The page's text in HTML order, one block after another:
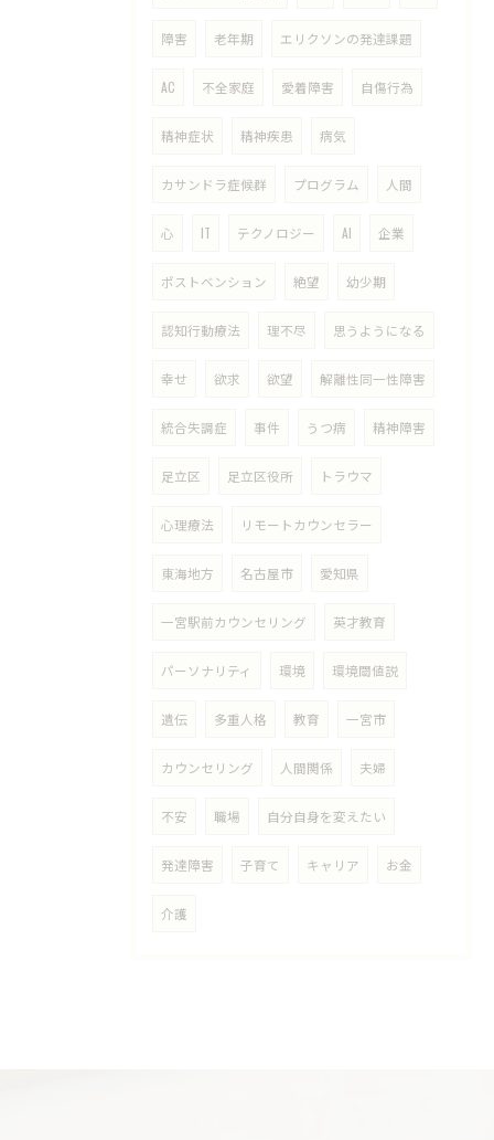
障害 老年期 エリクソンの発達課題
AC 不全家庭 愛着障害 自傷行為
精神症状 精神疾患 病気
カサンドラ症候群 プログラム 人間
心 IT テクノロジー AI 企業
ポストベンション 絶望 幼少期
認知行動療法 理不尽 思うようになる
幸せ 欲求 欲望 解離性同一性障害
統合失調症 事件 うつ病 精神障害
足立区 足立区役所 トラウマ
心理療法 リモートカウンセラー
東海地方 名古屋市 愛知県
一宮駅前カウンセリング 英才教育
パーソナリティ 環境 環境閾値説
遺伝 多重人格 教育 一宮市
カウンセリング 人間関係 夫婦
不安 職場 自分自身を変えたい
発達障害 子育て キャリア お金
介護